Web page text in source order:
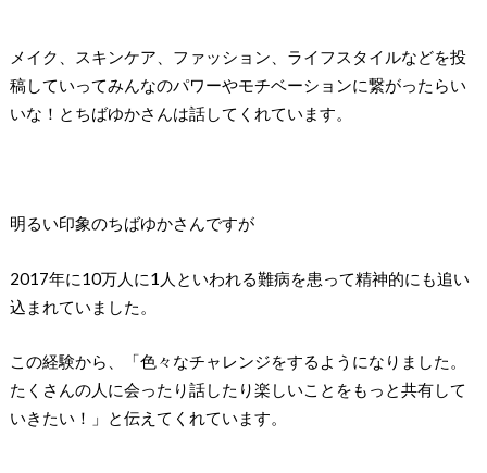
メイク、スキンケア、ファッション、ライフスタイルなどを投
稿していってみんなのパワーやモチベーションに繋がったらい
いな！とちばゆかさんは話してくれています。
明るい印象のちばゆかさんですが
2017年に10万人に1人といわれる難病を患って精神的にも追い
込まれていました。
この経験から、「色々なチャレンジをするようになりました。
たくさんの人に会ったり話したり楽しいことをもっと共有して
いきたい！」と伝えてくれています。